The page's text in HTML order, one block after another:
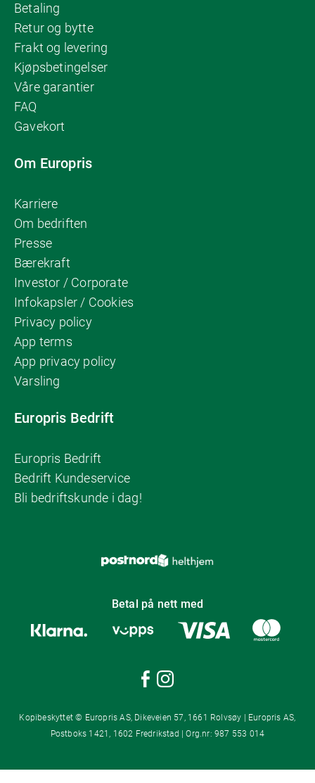
Betaling
Retur og bytte
Frakt og levering
Kjøpsbetingelser
Våre garantier
FAQ
Gavekort
Om Europris
Karriere
Om bedriften
Presse
Bærekraft
Investor / Corporate
Infokapsler / Cookies
Privacy policy
App terms
App privacy policy
Varsling
Europris Bedrift
Europris Bedrift
Bedrift Kundeservice
Bli bedriftskunde i dag!
Betal på nett med
Kopibeskyttet © Europris AS, Dikeveien 57, 1661 Rolvsøy | Europris AS,
Postboks 1421, 1602 Fredrikstad | Org.nr: 987 553 014